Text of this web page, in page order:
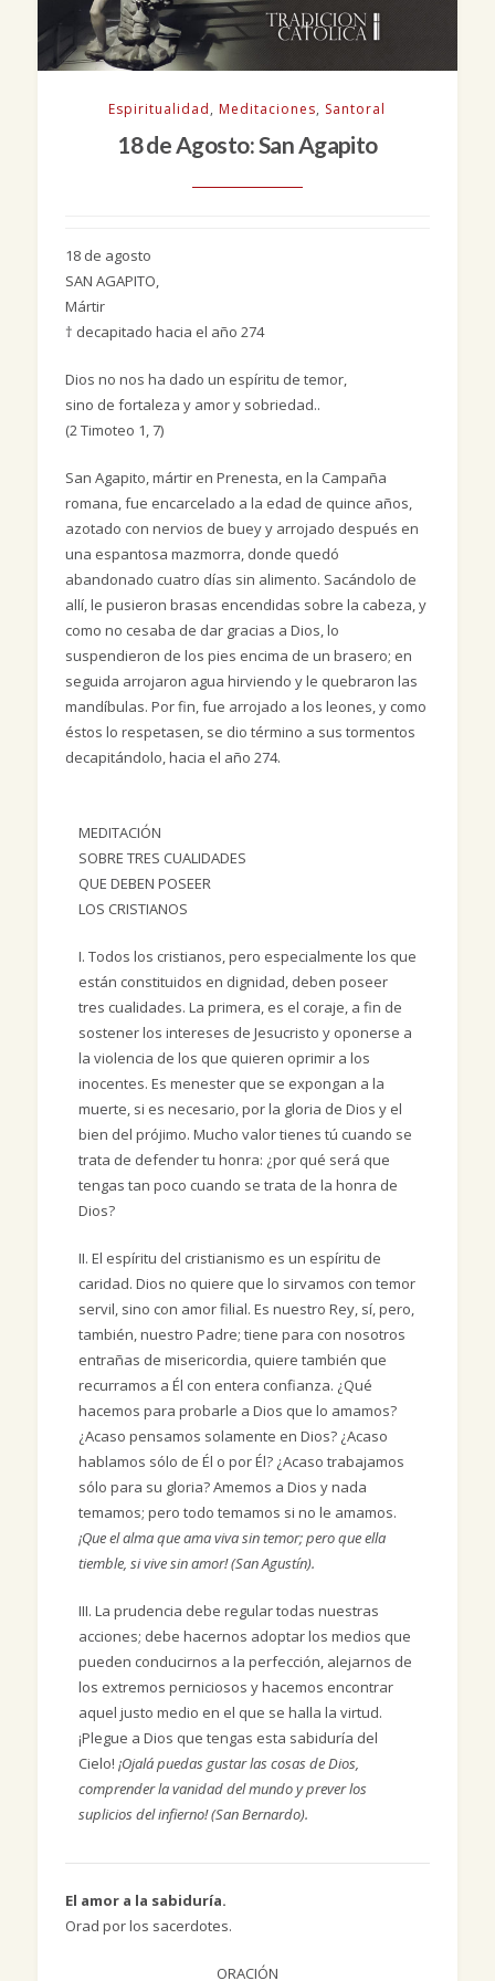
Espiritualidad, Meditaciones, Santoral
18 de Agosto: San Agapito
18 de agosto
SAN AGAPITO,
Mártir
† decapitado hacia el año 274
Dios no nos ha dado un espíritu de temor,
sino de fortaleza y amor y sobriedad..
(2 Timoteo 1, 7)
San Agapito, mártir en Prenesta, en la Campaña
romana, fue encarcelado a la edad de quince años,
azotado con nervios de buey y arrojado después en
una espantosa mazmorra, donde quedó
abandonado cuatro días sin alimento. Sacándolo de
allí, le pusieron brasas encendidas sobre la cabeza, y
como no cesaba de dar gracias a Dios, lo
suspendieron de los pies encima de un brasero; en
seguida arrojaron agua hirviendo y le quebraron las
mandíbulas. Por fin, fue arrojado a los leones, y como
éstos lo respetasen, se dio término a sus tormentos
decapitándolo, hacia el año 274.
MEDITACIÓN
SOBRE TRES CUALIDADES
QUE DEBEN POSEER
LOS CRISTIANOS
I. Todos los cristianos, pero especialmente los que
están constituidos en dignidad, deben poseer
tres cualidades. La primera, es el coraje, a fin de
sostener los intereses de Jesucristo y oponerse a
la violencia de los que quieren oprimir a los
inocentes. Es menester que se expongan a la
muerte, si es necesario, por la gloria de Dios y el
bien del prójimo. Mucho valor tienes tú cuando se
trata de defender tu honra: ¿por qué será que
tengas tan poco cuando se trata de la honra de
Dios?
II. El espíritu del cristianismo es un espíritu de
caridad. Dios no quiere que lo sirvamos con temor
servil, sino con amor filial. Es nuestro Rey, sí, pero,
también, nuestro Padre; tiene para con nosotros
entrañas de misericordia, quiere también que
recurramos a Él con entera confianza. ¿Qué
hacemos para probarle a Dios que lo amamos?
¿Acaso pensamos solamente en Dios? ¿Acaso
hablamos sólo de Él o por Él? ¿Acaso trabajamos
sólo para su gloria? Amemos a Dios y nada
temamos; pero todo temamos si no le amamos.
¡Que el alma que ama viva sin temor; pero que ella
tiemble, si vive sin amor! (San Agustín).
III. La prudencia debe regular todas nuestras
acciones; debe hacernos adoptar los medios que
pueden conducirnos a la perfección, alejarnos de
los extremos perniciosos y hacemos encontrar
aquel justo medio en el que se halla la virtud.
¡Plegue a Dios que tengas esta sabiduría del
Cielo! ¡Ojalá puedas gustar las cosas de Dios,
comprender la vanidad del mundo y prever los
suplicios del infierno! (San Bernardo).
El amor a la sabiduría.
Orad por los sacerdotes.
ORACIÓN